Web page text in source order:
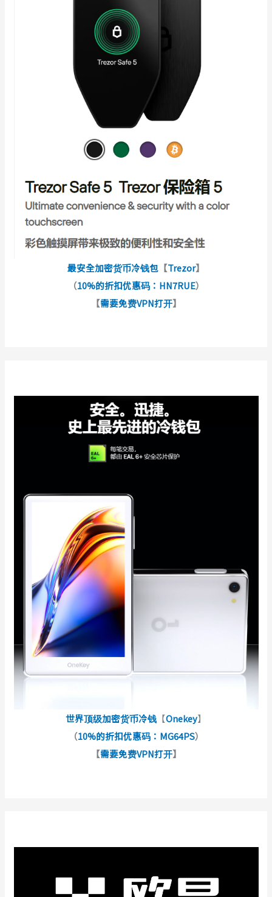
最安全加密货币冷钱包 【Trezor】
（10%的折扣优惠码：HN7RUE）
【需要免费VPN打开】
世界顶级加密货币冷钱 【Onekey】
（10%的折扣优惠码：MG64PS）
【需要免费VPN打开】